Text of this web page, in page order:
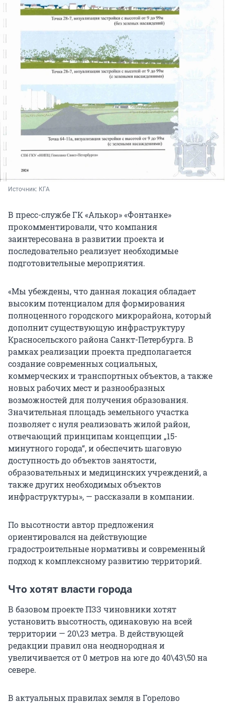
Источник: КГА
В пресс-службе ГК «Алькор» «Фонтанке»
прокомментировали, что компания
заинтересована в развитии проекта и
последовательно реализует необходимые
подготовительные мероприятия.
«Мы убеждены, что данная локация обладает
высоким потенциалом для формирования
полноценного городского микрорайона, который
дополнит существующую инфраструктуру
Красносельского района Санкт-Петербурга. В
рамках реализации проекта предполагается
создание современных социальных,
коммерческих и транспортных объектов, а также
новых рабочих мест и разнообразных
возможностей для получения образования.
Значительная площадь земельного участка
позволяет с нуля реализовать жилой район,
отвечающий принципам концепции „15-
минутного города“, и обеспечить шаговую
доступность до объектов занятости,
образовательных и медицинских учреждений, а
также других необходимых объектов
инфраструктуры», — рассказали в компании.
По высотности автор предложения
ориентировался на действующие
градостроительные нормативы и современный
подход к комплексному развитию территорий.
Что хотят власти города
В базовом проекте ПЗЗ чиновники хотят
установить высотность, одинаковую на всей
территории — 20\23 метра. В действующей
редакции правил она неоднородная и
увеличивается от 0 метров на юге до 40\43\50 на
севере.
В актуальных правилах земля в Горелово